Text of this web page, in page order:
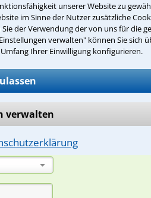
unserer Website zu
im Sinne der Nutzer zusätzliche
der Verwendung der von uns für die
verwalten" können Sie sich
Ihrer Einwilligung konfigurieren.
verwalten
Rechtsanwälte bei Ihnen
kostenlos.